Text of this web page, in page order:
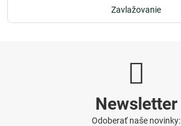
Zavlažovanie
Newsletter
Odoberať naše novinky: